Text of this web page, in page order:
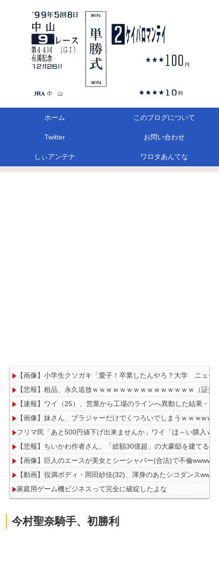
ホーム このブログについて
Twitter お問い合わせ
しぃアンテナ ワロタあんてな
【画像】小学生クソガキ「愛子！卒業したんやろ？大学 ニュ
【悲報】粗品、永久追放ｗｗｗｗｗｗｗｗｗｗｗｗｗｗｗ（証拠
【速報】ワイ（25）、営業から工場のラインへ異動した結果・・
【画像】妹さん、ブラジャーだけでくつろいでしまうｗｗｗwｗ
フリマ民「あと500円値下げ出来ませんか」ワイ「ほ～い購入ｗ
【悲報】ちいかわ作者さん、「総額30億超」の大豪邸を建てる！
【画像】巨人のエースが美女とシーシャバー(合法)で不倫
【動画】役満ボディ・岡田紗佳(32)、渾身のあたシコダンス
家庭用ゲーム機ビジネスって完全に破綻したよな
今村聖奈騎手、初勝利